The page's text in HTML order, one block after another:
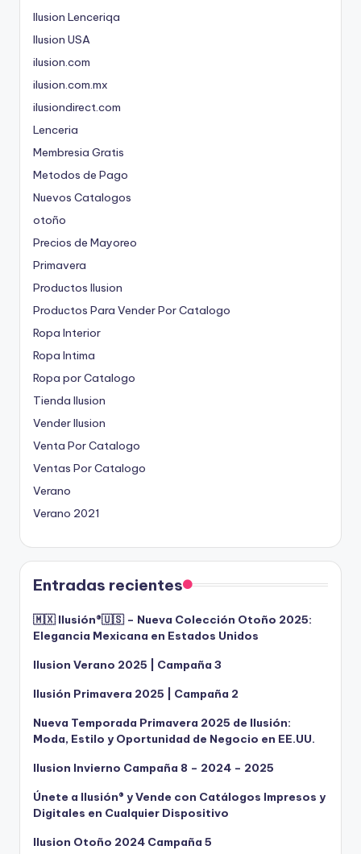
Ilusion Lenceriqa
Ilusion USA
ilusion.com
ilusion.com.mx
ilusiondirect.com
Lenceria
Membresia Gratis
Metodos de Pago
Nuevos Catalogos
otoño
Precios de Mayoreo
Primavera
Productos Ilusion
Productos Para Vender Por Catalogo
Ropa Interior
Ropa Intima
Ropa por Catalogo
Tienda Ilusion
Vender Ilusion
Venta Por Catalogo
Ventas Por Catalogo
Verano
Verano 2021
Entradas recientes
🇲🇽 Ilusión®️🇺🇸 – Nueva Colección Otoño 2025:
Elegancia Mexicana en Estados Unidos
Ilusion Verano 2025 | Campaña 3
Ilusión Primavera 2025 | Campaña 2
Nueva Temporada Primavera 2025 de Ilusión:
Moda, Estilo y Oportunidad de Negocio en EE.UU.
Ilusion Invierno Campaña 8 – 2024 – 2025
Únete a Ilusión® y Vende con Catálogos Impresos y
Digitales en Cualquier Dispositivo
Ilusion Otoño 2024 Campaña 5